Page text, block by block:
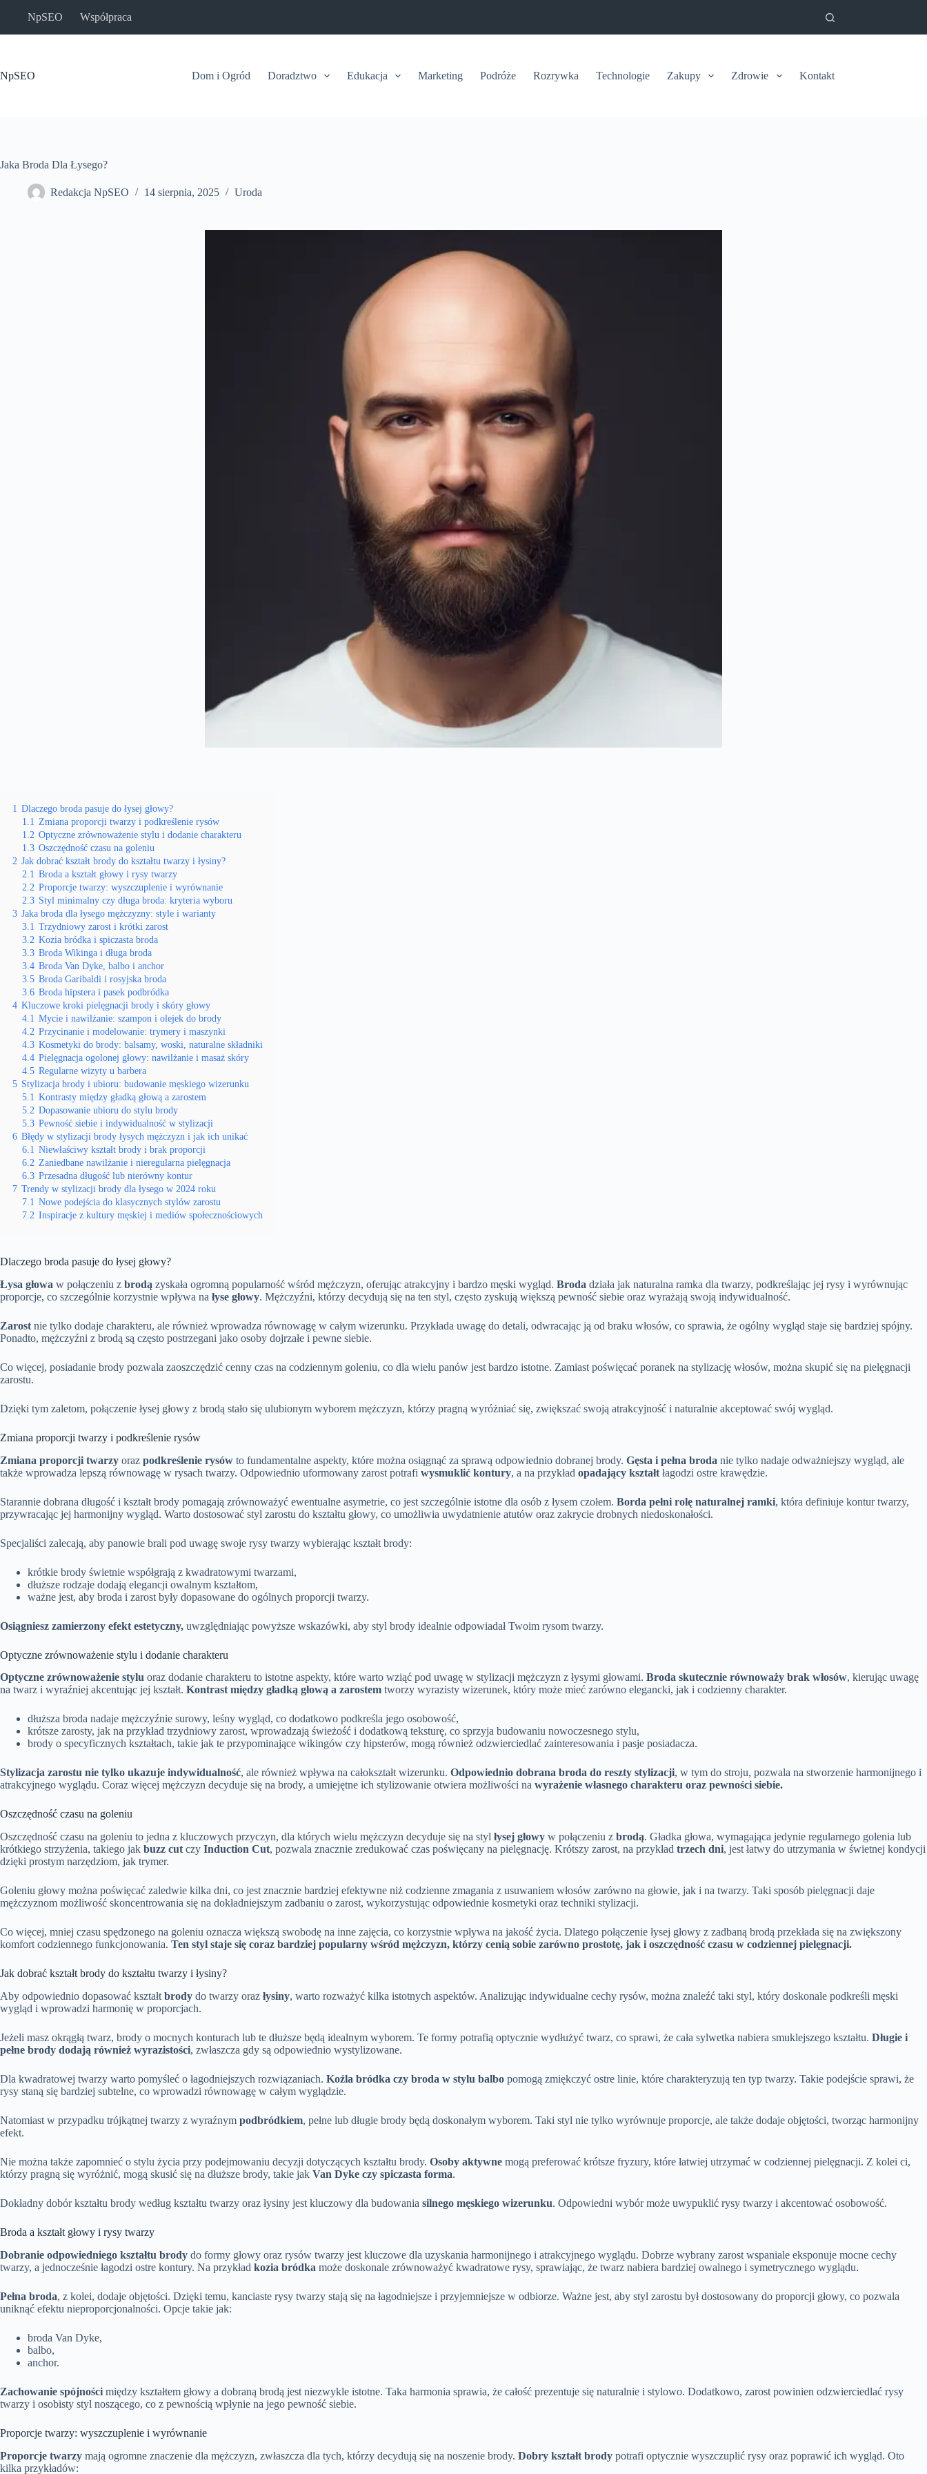
NpSEO Współpraca
NpSEO Dom i Ogród Doradztwo Edukacja Marketing Podróże Rozrywka Technologie Zakupy Zdrowie Kontakt
Jaka Broda Dla Łysego?
Redakcja NpSEO 14 sierpnia, 2025 Uroda
1 Dlaczego broda pasuje do łysej głowy?
1.1 Zmiana proporcji twarzy i podkreślenie rysów
1.2 Optyczne zrównoważenie stylu i dodanie charakteru
1.3 Oszczędność czasu na goleniu
2 Jak dobrać kształt brody do kształtu twarzy i łysiny?
2.1 Broda a kształt głowy i rysy twarzy
2.2 Proporcje twarzy: wyszczuplenie i wyrównanie
2.3 Styl minimalny czy długa broda: kryteria wyboru
3 Jaka broda dla łysego mężczyzny: style i warianty
3.1 Trzydniowy zarost i krótki zarost
3.2 Kozia bródka i spiczasta broda
3.3 Broda Wikinga i długa broda
3.4 Broda Van Dyke, balbo i anchor
3.5 Broda Garibaldi i rosyjska broda
3.6 Broda hipstera i pasek podbródka
4 Kluczowe kroki pielęgnacji brody i skóry głowy
4.1 Mycie i nawilżanie: szampon i olejek do brody
4.2 Przycinanie i modelowanie: trymery i maszynki
4.3 Kosmetyki do brody: balsamy, woski, naturalne składniki
4.4 Pielęgnacja ogolonej głowy: nawilżanie i masaż skóry
4.5 Regularne wizyty u barbera
5 Stylizacja brody i ubioru: budowanie męskiego wizerunku
5.1 Kontrasty między gładką głową a zarostem
5.2 Dopasowanie ubioru do stylu brody
5.3 Pewność siebie i indywidualność w stylizacji
6 Błędy w stylizacji brody łysych mężczyzn i jak ich unikać
6.1 Niewłaściwy kształt brody i brak proporcji
6.2 Zaniedbane nawilżanie i nieregularna pielęgnacja
6.3 Przesadna długość lub nierówny kontur
7 Trendy w stylizacji brody dla łysego w 2024 roku
7.1 Nowe podejścia do klasycznych stylów zarostu
7.2 Inspiracje z kultury męskiej i mediów społecznościowych
Dlaczego broda pasuje do łysej głowy?
Łysa głowa w połączeniu z brodą zyskała ogromną popularność wśród mężczyzn, oferując atrakcyjny i bardzo męski wygląd. Broda działa jak naturalna ramka dla twarzy, podkreślając jej rysy i wyrównując
proporcje, co szczególnie korzystnie wpływa na łyse głowy. Mężczyźni, którzy decydują się na ten styl, często zyskują większą pewność siebie oraz wyrażają swoją indywidualność.
Zarost nie tylko dodaje charakteru, ale również wprowadza równowagę w całym wizerunku. Przykłada uwagę do detali, odwracając ją od braku włosów, co sprawia, że ogólny wygląd staje się bardziej spójny.
Ponadto, mężczyźni z brodą są często postrzegani jako osoby dojrzałe i pewne siebie.
Co więcej, posiadanie brody pozwala zaoszczędzić cenny czas na codziennym goleniu, co dla wielu panów jest bardzo istotne. Zamiast poświęcać poranek na stylizację włosów, można skupić się na pielęgnacji
zarostu.
Dzięki tym zaletom, połączenie łysej głowy z brodą stało się ulubionym wyborem mężczyzn, którzy pragną wyróżniać się, zwiększać swoją atrakcyjność i naturalnie akceptować swój wygląd.
Zmiana proporcji twarzy i podkreślenie rysów
Zmiana proporcji twarzy oraz podkreślenie rysów to fundamentalne aspekty, które można osiągnąć za sprawą odpowiednio dobranej brody. Gęsta i pełna broda nie tylko nadaje odważniejszy wygląd, ale
także wprowadza lepszą równowagę w rysach twarzy. Odpowiednio uformowany zarost potrafi wysmuklić kontury, a na przykład opadający kształt łagodzi ostre krawędzie.
Starannie dobrana długość i kształt brody pomagają zrównoważyć ewentualne asymetrie, co jest szczególnie istotne dla osób z łysem czołem. Borda pełni rolę naturalnej ramki, która definiuje kontur twarzy,
przywracając jej harmonijny wygląd. Warto dostosować styl zarostu do kształtu głowy, co umożliwia uwydatnienie atutów oraz zakrycie drobnych niedoskonałości.
Specjaliści zalecają, aby panowie brali pod uwagę swoje rysy twarzy wybierając kształt brody:
krótkie brody świetnie współgrają z kwadratowymi twarzami,
dłuższe rodzaje dodają elegancji owalnym kształtom,
ważne jest, aby broda i zarost były dopasowane do ogólnych proporcji twarzy.
Osiągniesz zamierzony efekt estetyczny, uwzględniając powyższe wskazówki, aby styl brody idealnie odpowiadał Twoim rysom twarzy.
Optyczne zrównoważenie stylu i dodanie charakteru
Optyczne zrównoważenie stylu oraz dodanie charakteru to istotne aspekty, które warto wziąć pod uwagę w stylizacji mężczyzn z łysymi głowami. Broda skutecznie równoważy brak włosów, kierując uwagę
na twarz i wyraźniej akcentując jej kształt. Kontrast między gładką głową a zarostem tworzy wyrazisty wizerunek, który może mieć zarówno elegancki, jak i codzienny charakter.
dłuższa broda nadaje mężczyźnie surowy, leśny wygląd, co dodatkowo podkreśla jego osobowość,
krótsze zarosty, jak na przykład trzydniowy zarost, wprowadzają świeżość i dodatkową teksturę, co sprzyja budowaniu nowoczesnego stylu,
brody o specyficznych kształtach, takie jak te przypominające wikingów czy hipsterów, mogą również odzwierciedlać zainteresowania i pasje posiadacza.
Stylizacja zarostu nie tylko ukazuje indywidualność, ale również wpływa na całokształt wizerunku. Odpowiednio dobrana broda do reszty stylizacji, w tym do stroju, pozwala na stworzenie harmonijnego i
atrakcyjnego wyglądu. Coraz więcej mężczyzn decyduje się na brody, a umiejętne ich stylizowanie otwiera możliwości na wyrażenie własnego charakteru oraz pewności siebie.
Oszczędność czasu na goleniu
Oszczędność czasu na goleniu to jedna z kluczowych przyczyn, dla których wielu mężczyzn decyduje się na styl łysej głowy w połączeniu z brodą. Gładka głowa, wymagająca jedynie regularnego golenia lub
krótkiego strzyżenia, takiego jak buzz cut czy Induction Cut, pozwala znacznie zredukować czas poświęcany na pielęgnację. Krótszy zarost, na przykład trzech dni, jest łatwy do utrzymania w świetnej kondycji
dzięki prostym narzędziom, jak trymer.
Goleniu głowy można poświęcać zaledwie kilka dni, co jest znacznie bardziej efektywne niż codzienne zmagania z usuwaniem włosów zarówno na głowie, jak i na twarzy. Taki sposób pielęgnacji daje
mężczyznom możliwość skoncentrowania się na dokładniejszym zadbaniu o zarost, wykorzystując odpowiednie kosmetyki oraz techniki stylizacji.
Co więcej, mniej czasu spędzonego na goleniu oznacza większą swobodę na inne zajęcia, co korzystnie wpływa na jakość życia. Dlatego połączenie łysej głowy z zadbaną brodą przekłada się na zwiększony
komfort codziennego funkcjonowania. Ten styl staje się coraz bardziej popularny wśród mężczyzn, którzy cenią sobie zarówno prostotę, jak i oszczędność czasu w codziennej pielęgnacji.
Jak dobrać kształt brody do kształtu twarzy i łysiny?
Aby odpowiednio dopasować kształt brody do twarzy oraz łysiny, warto rozważyć kilka istotnych aspektów. Analizując indywidualne cechy rysów, można znaleźć taki styl, który doskonale podkreśli męski
wygląd i wprowadzi harmonię w proporcjach.
Jeżeli masz okrągłą twarz, brody o mocnych konturach lub te dłuższe będą idealnym wyborem. Te formy potrafią optycznie wydłużyć twarz, co sprawi, że cała sylwetka nabiera smuklejszego kształtu. Długie i
pełne brody dodają również wyrazistości, zwłaszcza gdy są odpowiednio wystylizowane.
Dla kwadratowej twarzy warto pomyśleć o łagodniejszych rozwiązaniach. Koźla bródka czy broda w stylu balbo pomogą zmiękczyć ostre linie, które charakteryzują ten typ twarzy. Takie podejście sprawi, że
rysy staną się bardziej subtelne, co wprowadzi równowagę w całym wyglądzie.
Natomiast w przypadku trójkątnej twarzy z wyraźnym podbródkiem, pełne lub długie brody będą doskonałym wyborem. Taki styl nie tylko wyrównuje proporcje, ale także dodaje objętości, tworząc harmonijny
efekt.
Nie można także zapomnieć o stylu życia przy podejmowaniu decyzji dotyczących kształtu brody. Osoby aktywne mogą preferować krótsze fryzury, które łatwiej utrzymać w codziennej pielęgnacji. Z kolei ci,
którzy pragną się wyróżnić, mogą skusić się na dłuższe brody, takie jak Van Dyke czy spiczasta forma.
Dokładny dobór kształtu brody według kształtu twarzy oraz łysiny jest kluczowy dla budowania silnego męskiego wizerunku. Odpowiedni wybór może uwypuklić rysy twarzy i akcentować osobowość.
Broda a kształt głowy i rysy twarzy
Dobranie odpowiedniego kształtu brody do formy głowy oraz rysów twarzy jest kluczowe dla uzyskania harmonijnego i atrakcyjnego wyglądu. Dobrze wybrany zarost wspaniale eksponuje mocne cechy
twarzy, a jednocześnie łagodzi ostre kontury. Na przykład kozia bródka może doskonale zrównoważyć kwadratowe rysy, sprawiając, że twarz nabiera bardziej owalnego i symetrycznego wyglądu.
Pełna broda, z kolei, dodaje objętości. Dzięki temu, kanciaste rysy twarzy stają się na łagodniejsze i przyjemniejsze w odbiorze. Ważne jest, aby styl zarostu był dostosowany do proporcji głowy, co pozwala
uniknąć efektu nieproporcjonalności. Opcje takie jak:
broda Van Dyke,
balbo,
anchor.
Zachowanie spójności między kształtem głowy a dobraną brodą jest niezwykle istotne. Taka harmonia sprawia, że całość prezentuje się naturalnie i stylowo. Dodatkowo, zarost powinien odzwierciedlać rysy
twarzy i osobisty styl noszącego, co z pewnością wpłynie na jego pewność siebie.
Proporcje twarzy: wyszczuplenie i wyrównanie
Proporcje twarzy mają ogromne znaczenie dla mężczyzn, zwłaszcza dla tych, którzy decydują się na noszenie brody. Dobry kształt brody potrafi optycznie wyszczuplić rysy oraz poprawić ich wygląd. Oto
kilka przykładów: